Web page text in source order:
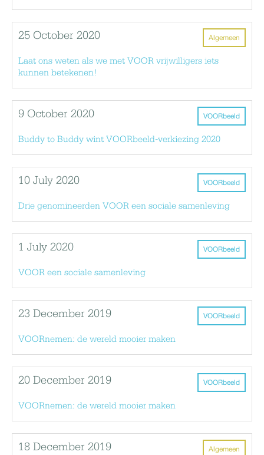
Algemeen
25 October 2020
Laat ons weten als we met VOOR vrijwilligers iets
kunnen betekenen!
VOORbeeld
9 October 2020
Buddy to Buddy wint VOORbeeld-verkiezing 2020
VOORbeeld
10 July 2020
Drie genomineerden VOOR een sociale samenleving
VOORbeeld
1 July 2020
VOOR een sociale samenleving
VOORbeeld
23 December 2019
VOORnemen: de wereld mooier maken
VOORbeeld
20 December 2019
VOORnemen: de wereld mooier maken
Algemeen
18 December 2019